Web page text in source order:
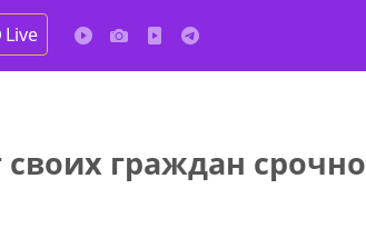
Live
граждан срочно